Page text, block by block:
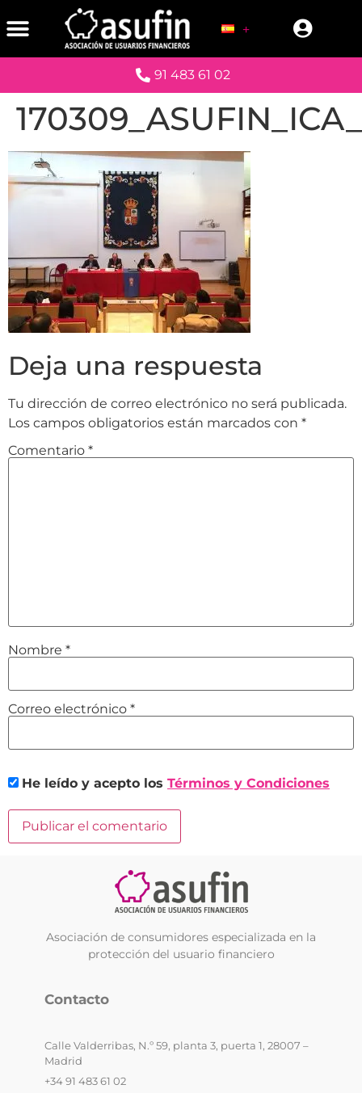
91 483 61 02
Deja una respuesta
Tu dirección de correo electrónico no será publicada.
Los campos obligatorios están marcados con *
Comentario *
Nombre *
Correo electrónico *
He leído y acepto los Términos y Condiciones
Asociación de consumidores especializada en la
protección del usuario financiero
Contacto
Calle Valderribas, N.º 59, planta 3, puerta 1, 28007 –
Madrid
+34 91 483 61 02